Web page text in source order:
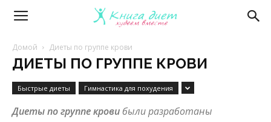
Книга
диет
Домой Диеты по группе крови
ДИЕТЫ ПО ГРУППЕ КРОВИ
Быстрые диеты Гимнастика для похудения
Диеты по группе кровибыли разработаны